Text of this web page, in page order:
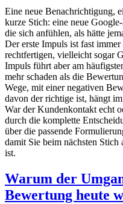
Eine neue Benachrichtigung,
kurze Stich: eine neue
die sich anfühlen, als hätte
Der erste Impuls ist fast
rechtfertigen, vielleicht sogar
Impuls führt aber am
mehr schaden als die
Wege, mit einer negativen
davon der richtige ist, hängt
War der Kundenkontakt echt
durch die komplette
über die passende
damit Sie beim nächsten
ist.
Warum der
Bewertung heute